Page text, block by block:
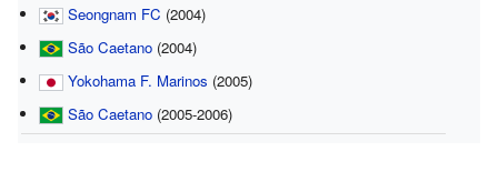
Seongnam FC (2004)
São Caetano (2004)
Yokohama F. Marinos (2005)
São Caetano (2005-2006)